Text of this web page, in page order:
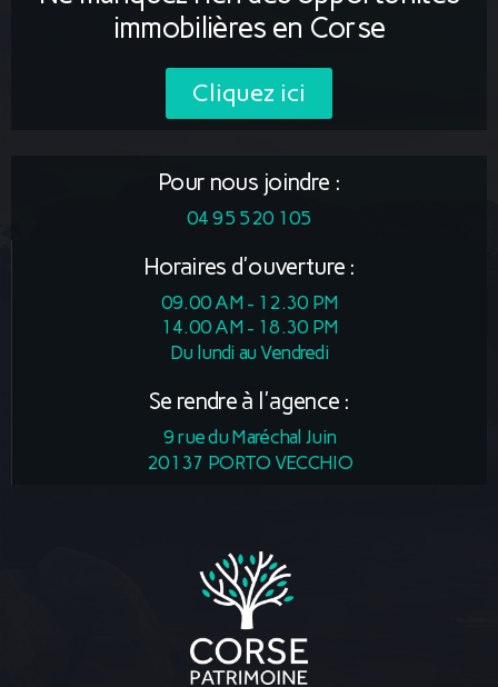
immobilières en Corse
Cliquez ici
Pour nous joindre :
04 95 520 105
Horaires d'ouverture :
09.00 AM - 12.30 PM
14.00 AM - 18.30 PM
Du lundi au Vendredi
Se rendre à l'agence :
9 rue du Maréchal Juin
20137 PORTO VECCHIO